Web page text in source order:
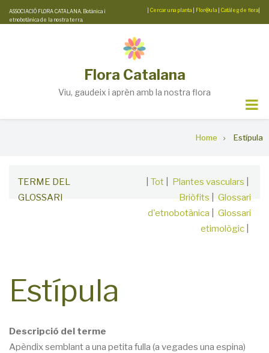
Skip
to
ASSOCIACIÓ FLORA CATALANA. Botànica i
etnobotànica de la nostra terra.
Cercar una planta Flor@ula Catàleg de flora
Flora Catalana
Viu, gaudeix i aprèn amb la nostra flora
Home Estípula
TERME DEL
GLOSSARI
Tot Plantes vasculars
Briòfits
Glossari
d'etnobotànica
Glossari
etimològic
Estípula
Descripció del terme
Apèndix semblant a una petita fulla (a vegades una espina)